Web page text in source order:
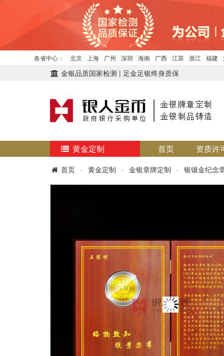
各省中心： 北京 上海 广州 深圳 海南 广西 江苏 浙江 福建
金银品质国家检测 | 足金足银终身质保
黄金定制 首页 资质许
首页 黄金定制 金银章牌定制 银镶金纪念